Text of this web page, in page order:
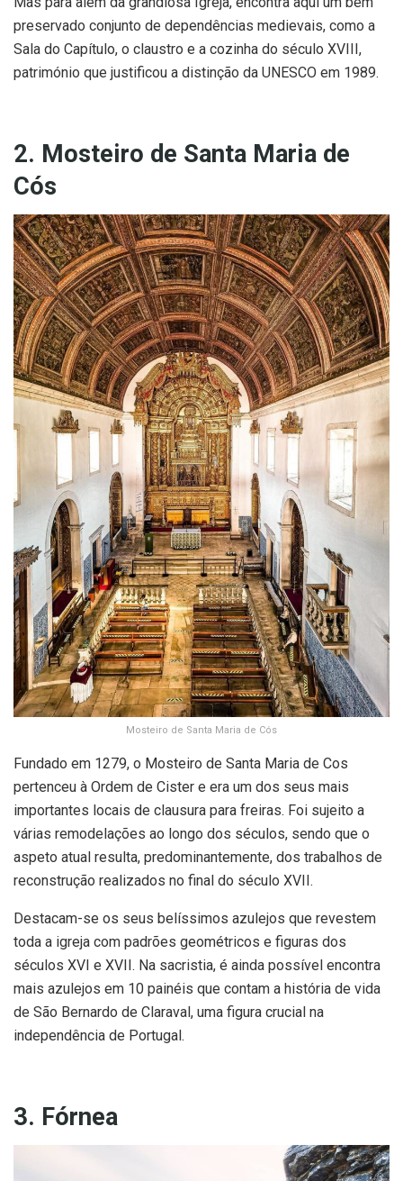
preservado conjunto de dependências medievais, como a
Sala do Capítulo, o claustro e a cozinha do século XVIII,
património que justificou a distinção da UNESCO em 1989.
2. Mosteiro de Santa Maria de
Cós
Mosteiro de Santa Maria de Cós
Fundado em 1279, o Mosteiro de Santa Maria de Cos
pertenceu à Ordem de Cister e era um dos seus mais
importantes locais de clausura para freiras. Foi sujeito a
várias remodelações ao longo dos séculos, sendo que o
aspeto atual resulta, predominantemente, dos trabalhos de
reconstrução realizados no final do século XVII.
Destacam-se os seus belíssimos azulejos que revestem
toda a igreja com padrões geométricos e figuras dos
séculos XVI e XVII. Na sacristia, é ainda possível encontra
mais azulejos em 10 painéis que contam a história de vida
de São Bernardo de Claraval, uma figura crucial na
independência de Portugal.
3. Fórnea